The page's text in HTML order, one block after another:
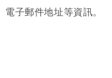
子郵件地址等資訊。